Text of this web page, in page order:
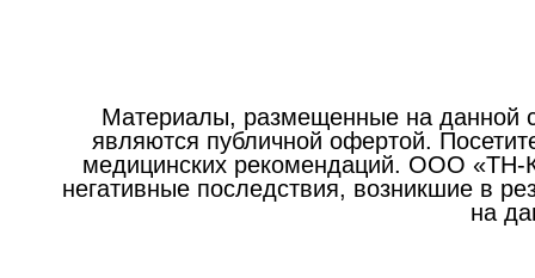
Материалы, размещенные на данной
являются публичной офертой.
медицинских рекомендаций. ООО «ТН-
негативные последствия, возникшие в
на